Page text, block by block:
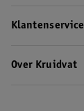
Klantenservice
Over Kruidvat